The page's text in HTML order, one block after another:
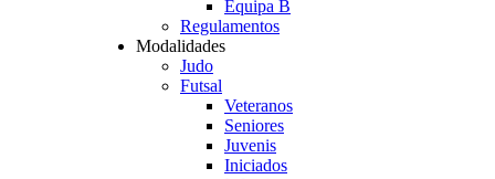
Equipa B
Regulamentos
Modalidades
Judo
Futsal
Veteranos
Seniores
Juvenis
Iniciados